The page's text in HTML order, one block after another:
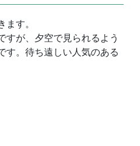
す。
すが、夕空で見られるよう
す。待ち遠しい人気のある